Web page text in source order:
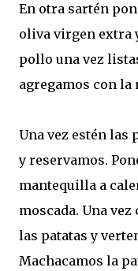
En otra sartén
oliva virgen extra
pollo una vez
agregamos con la
Una vez estén las
y reservamos.
mantequilla a
moscada. Una
las patatas y
Machacamos la